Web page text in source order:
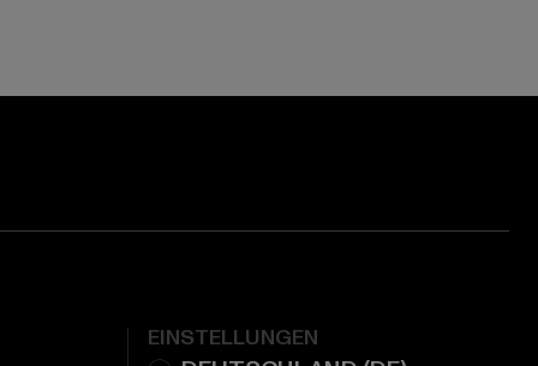
EINSTELLUNGEN